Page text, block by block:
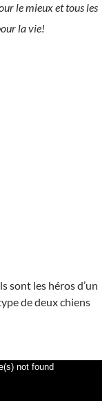
le mieux et tous les
la vie!
sont les héros d’un
de deux chiens
not found